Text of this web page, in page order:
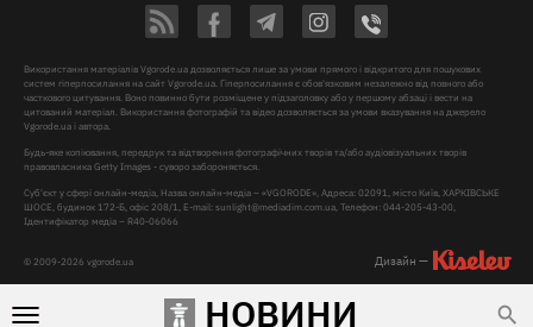
НОВИНИ
© 2009-2026 vgorode.ua
Використання матеріалів Vgorode.ua дозволяється лише за умови прямого і відкритого для пошукових
систем гіперпосилання на сайт Vgorode.ua. Гіперпосилання є обов'язковим незалежно від повного або
часткового цитування. Воно повинно бути розміщене у підзаголовку або у першому абзаці і вести на
цитований матеріал. Використання фотографій та відео дозволяється за умови вказування на джерело
Vgorode.ua і автора.
Будь-яке копіювання, передрук та відтворення фотографічних творів та/або аудіовізуальних творів
правовласника Getty Images - суворо забороняється.
Суб'єкт у сфері онлайн-медіа, Назва онлайн-медіа – «VGORODE», Адреса: 02091, місто Київ, ХАРКІВСЬКЕ
ШОСЕ, будинок 172-Б, офіс 208/1, E-mail:sunlight@mediadim.com.ua , Телефон: 044-205-43-00,
Ідентифікатор медіа – R40-06066
Дизайн —